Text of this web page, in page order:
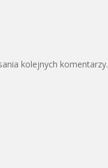
kolejnych komentarzy.